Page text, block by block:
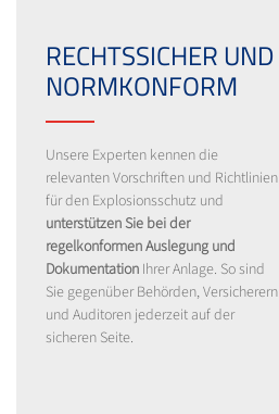
RECHTSSICHER UND
NORMKONFORM
Unsere Experten kennen die
relevanten Vorschriften und Richtlinien
für den Explosionsschutz und
unterstützen Sie bei der
regelkonformen Auslegung und
Dokumentation Ihrer Anlage. So sind
Sie gegenüber Behörden, Versicherern
und Auditoren jederzeit auf der
sicheren Seite.